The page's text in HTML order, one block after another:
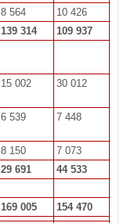
8 564
10 426
139 314
109 937
15 002 30 012
6 539 7 448
8 150
7 073
29 691 44 533
169 005
154 470